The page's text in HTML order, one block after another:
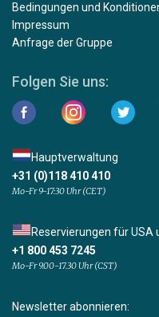
Bedingungen und
Impressum
Anfrage der Gruppe
Folgen Sie uns:
Hauptverwaltung
+31 (0)118 410 410
Mo-Fr 9-17:30 Uhr (CET)
Reservierungen für USA
+1 800 453 7245
Mo-Fr 9.00-17.30 Uhr (CST)
Newsletter abonnieren: